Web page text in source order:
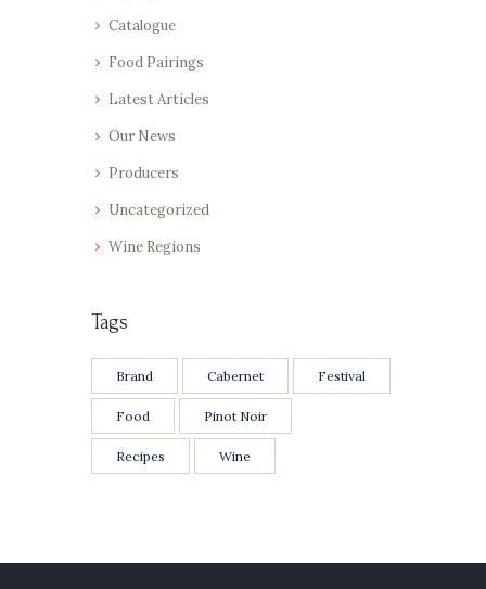
Catalogue
Food Pairings
Latest Articles
Our News
Producers
Uncategorized
Wine Regions
Tags
Brand Cabernet Festival
Food Pinot Noir
Recipes Wine